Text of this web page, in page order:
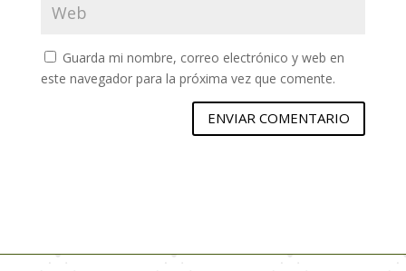
Guarda mi nombre, correo electrónico y web en
este navegador para la próxima vez que comente.
ENVIAR COMENTARIO